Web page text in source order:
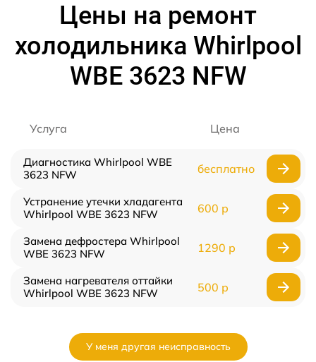
Цены на ремонт
холодильника Whirlpool
WBE 3623 NFW
Услуга Цена
Диагностика Whirlpool WBE
3623 NFW
бесплатно
Устранение утечки хладагента
Whirlpool WBE 3623 NFW
600 р
Замена дефростера Whirlpool
WBE 3623 NFW
1290 р
Замена нагревателя оттайки
Whirlpool WBE 3623 NFW
500 р
У меня другая неисправность